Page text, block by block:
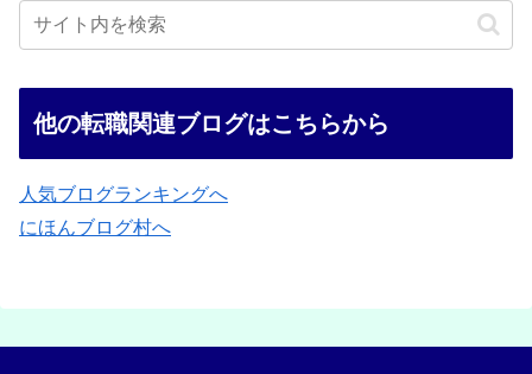
他の転職関連ブログはこちらから
人気ブログランキングへ
にほんブログ村へ